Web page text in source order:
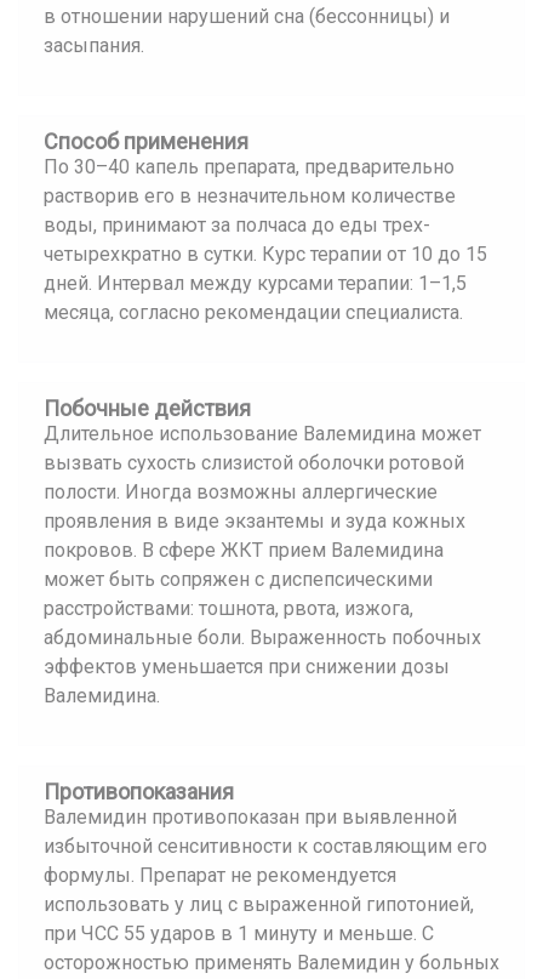
в отношении нарушений сна (бессонницы) и
засыпания.
Способ применения
По 30–40 капель препарата, предварительно
растворив его в незначительном количестве
воды, принимают за полчаса до еды трех-
четырехкратно в сутки. Курс терапии от 10 до 15
дней. Интервал между курсами терапии: 1–1,5
месяца, согласно рекомендации специалиста.
Побочные действия
Длительное использование Валемидина может
вызвать сухость слизистой оболочки ротовой
полости. Иногда возможны аллергические
проявления в виде экзантемы и зуда кожных
покровов. В сфере ЖКТ прием Валемидина
может быть сопряжен с диспепсическими
расстройствами: тошнота, рвота, изжога,
абдоминальные боли. Выраженность побочных
эффектов уменьшается при снижении дозы
Валемидина.
Противопоказания
Валемидин противопоказан при выявленной
избыточной сенситивности к составляющим его
формулы. Препарат не рекомендуется
использовать у лиц с выраженной гипотонией,
при ЧСС 55 ударов в 1 минуту и меньше. С
осторожностью применять Валемидин у больных